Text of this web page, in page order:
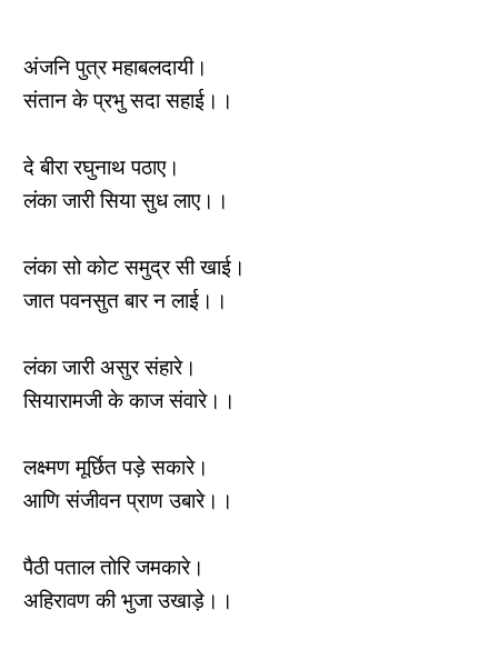
अंजनि पुत्र महाबलदायी।
संतान के प्रभु सदा सहाई।।
दे बीरा रघुनाथ पठाए।
लंका जारी सिया सुध लाए।।
लंका सो कोट समुद्र सी खाई।
जात पवनसुत बार न लाई।।
लंका जारी असुर संहारे।
सियारामजी के काज संवारे।।
लक्ष्मण मूर्छित पड़े सकारे।
आणि संजीवन प्राण उबारे।।
पैठी पताल तोरि जमकारे।
अहिरावण की भुजा उखाड़े।।